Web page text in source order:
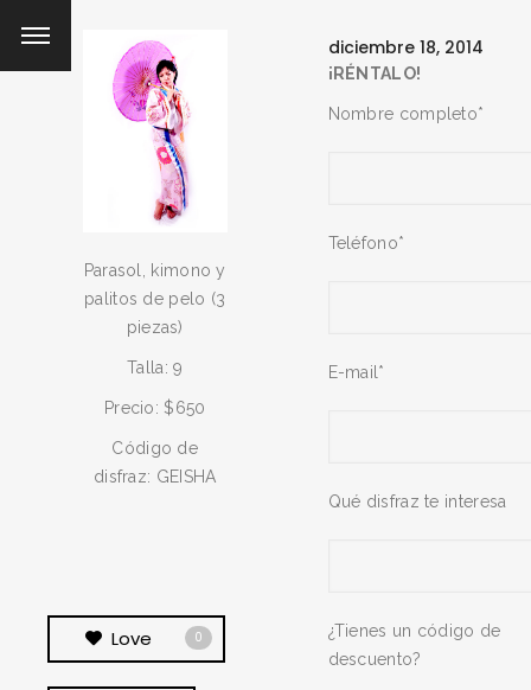
Parasol, kimono y
palitos de pelo (3
piezas)
Talla: 9
Precio: $650
Código de
disfraz: GEISHA
Love 0
diciembre 18, 2014
¡RÉNTALO!
Nombre completo*
Teléfono*
E-mail*
Qué disfraz te interesa
¿Tienes un código de
descuento?